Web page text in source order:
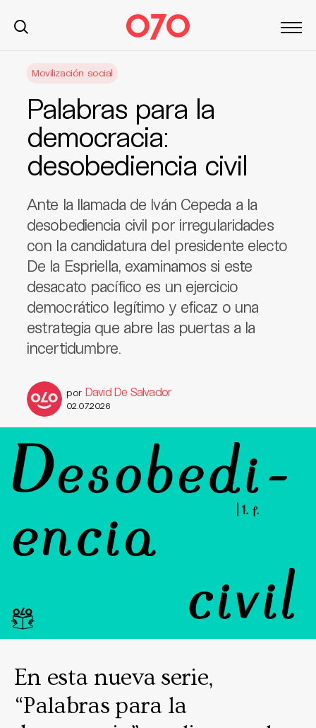
Movilización social
Palabras para la
democracia:
desobediencia civil
Ante la llamada de Iván Cepeda a la
desobediencia civil por irregularidades
con la candidatura del presidente electo
De la Espriella, examinamos si este
desacato pacífico es un ejercicio
democrático legítimo y eficaz o una
estrategia que abre las puertas a la
incertidumbre.
por David De Salvador
02.07.2026
En esta nueva serie,
“Palabras para la